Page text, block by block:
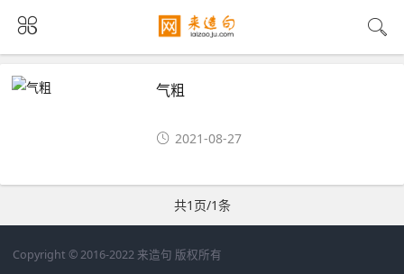
气粗
2021-08-27
共1页/1条
Copyright © 2016-2022 来造句 版权所有